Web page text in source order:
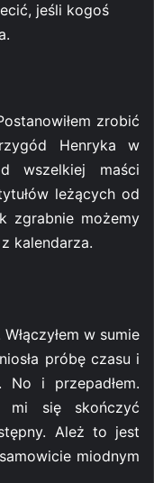
jeśli kogoś
zrobić
Henryka w
wszelkiej maści
leżących od
zgrabnie możemy
kalendarza.
w sumie
próbę czasu i
No i przepadłem.
mi się skończyć
Ależ to jest
miodnym